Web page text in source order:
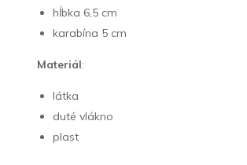
hĺbka 6,5 cm
karabína 5 cm
Materiál:
látka
duté vlákno
plast